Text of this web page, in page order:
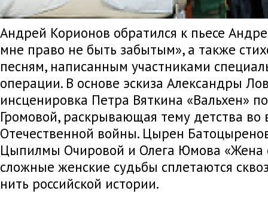
Андрей Корионов обратился к пьесе
мне право не быть забытым», а также
песням, написанным участниками
операции. В основе эскиза Александры
инсценировка Петра Вяткина «Вальхен»
Громовой, раскрывающая тему детства во
Отечественной войны. Цырен
Цыпилмы Очировой и Олега Юмова «Жена
сложные женские судьбы сплетаются
нить российской истории.